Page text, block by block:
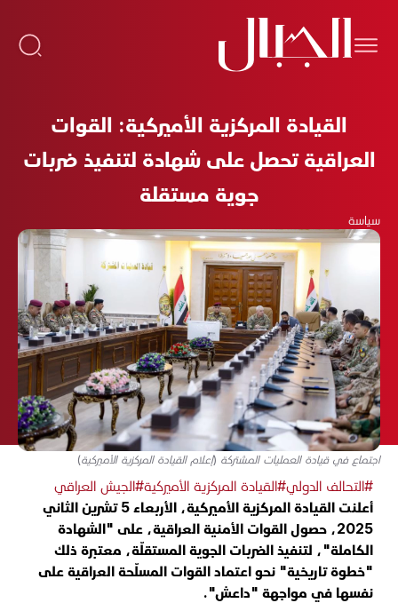
القيادة المركزية الأميركية: القوات
العراقية تحصل على شهادة لتنفيذ ضربات
جوية مستقلة
سياسة
اجتماع في قيادة العمليات المشتركة (إعلام القيادة المركزية الأميركية)
#التحالف الدولي#القيادة المركزية الأميركية#الجيش العراقي
أعلنت القيادة المركزية الأميركية، الأربعاء 5 تشرين الثاني
2025، حصول القوات الأمنية العراقية، على "الشهادة
الكاملة"، لتنفيذ الضربات الجوية المستقلّة، معتبرة ذلك
"خطوة تاريخية" نحو اعتماد القوات المسلّحة العراقية على
نفسها في مواجهة "داعش".